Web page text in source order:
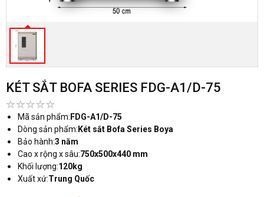
KÉT SẮT BOFA SERIES FDG-A1/D-75
Mã sản phẩm: FDG-A1/D-75
Dòng sản phẩm: Két sắt Bofa Series Boya
Bảo hành:3 năm
Cao x rộng x sâu:750x500x440 mm
Khối lượng:120kg
Xuất xứ:Trung Quốc